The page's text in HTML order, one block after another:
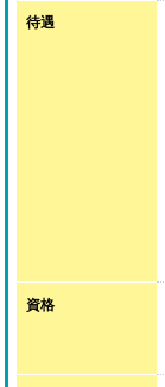
待遇
資格